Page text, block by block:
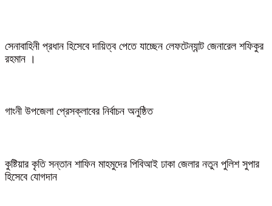
সেনাবাহিনী প্রধান হিসেবে দায়িত্ব পেতে যাচ্ছেন লেফটেন্যান্ট জেনারেল শফিকুর
রহমান ।
গাংনী উপজেলা প্রেসক্লাবের নির্বাচন অনুষ্ঠিত
কুষ্টিয়ার কৃতি সন্তান শাফিন মাহমুদের পিবিআই ঢাকা জেলার নতুন পুলিশ সুপার
হিসেবে যোগদান